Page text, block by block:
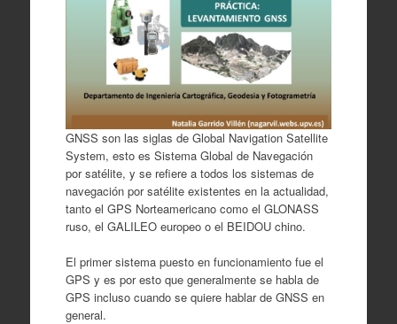
GNSS son las siglas de Global Navigation Satellite
System, esto es Sistema Global de Navegación
por satélite, y se refiere a todos los sistemas de
navegación por satélite existentes en la actualidad,
tanto el GPS Norteamericano como el GLONASS
ruso, el GALILEO europeo o el BEIDOU chino.
El primer sistema puesto en funcionamiento fue el
GPS y es por esto que generalmente se habla de
GPS incluso cuando se quiere hablar de GNSS en
general.